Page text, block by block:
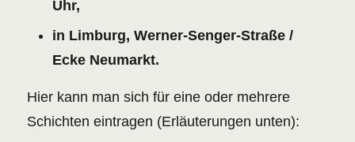
Uhr,
in Limburg, Werner-Senger-Straße /
Ecke Neumarkt.
Hier kann man sich für eine oder mehrere
Schichten eintragen (Erläuterungen unten):